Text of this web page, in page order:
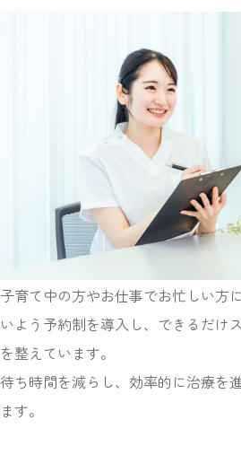
子育て中の方やお仕事でお忙しい方
いよう 予約制を導入し、できるだけ
を整えています。
待ち時間を減らし、効率的に治療を
ます。